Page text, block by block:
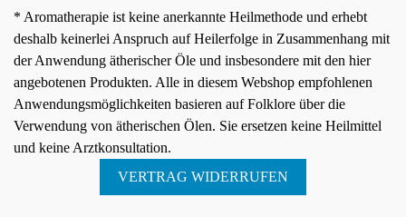
* Aromatherapie ist keine anerkannte Heilmethode und erhebt
deshalb keinerlei Anspruch auf Heilerfolge in Zusammenhang mit
der Anwendung ätherischer Öle und insbesondere mit den hier
angebotenen Produkten. Alle in diesem Webshop empfohlenen
Anwendungsmöglichkeiten basieren auf Folklore über die
Verwendung von ätherischen Ölen. Sie ersetzen keine Heilmittel
und keine Arztkonsultation.
VERTRAG WIDERRUFEN